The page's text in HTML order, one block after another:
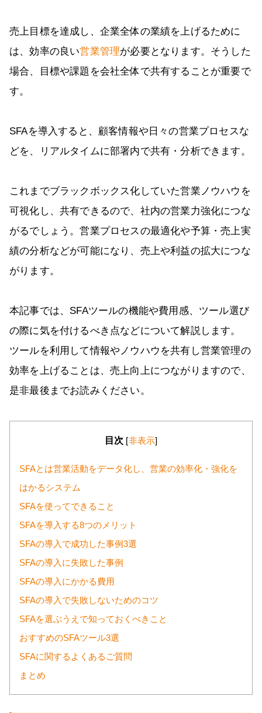
売上目標を達成し、企業全体の業績を上げるために
は、効率の良い営業管理が必要となります。そうした
場合、目標や課題を会社全体で共有することが重要で
す。
SFAを導入すると、顧客情報や日々の営業プロセスな
どを、リアルタイムに部署内で共有・分析できます。
これまでブラックボックス化していた営業ノウハウを
可視化し、共有できるので、社内の営業力強化につな
がるでしょう。営業プロセスの最適化や予算・売上実
績の分析などが可能になり、売上や利益の拡大につな
がります。
本記事では、SFAツールの機能や費用感、ツール選び
の際に気を付けるべき点などについて解説します。
ツールを利用して情報やノウハウを共有し営業管理の
効率を上げることは、売上向上につながりますので、
是非最後までお読みください。
目次 [非表示]
SFAとは営業活動をデータ化し、営業の効率化・強化を
はかるシステム
SFAを使ってできること
SFAを導入する8つのメリット
SFAの導入で成功した事例3選
SFAの導入に失敗した事例
SFAの導入にかかる費用
SFAの導入で失敗しないためのコツ
SFAを選ぶうえで知っておくべきこと
おすすめのSFAツール3選
SFAに関するよくあるご質問
まとめ